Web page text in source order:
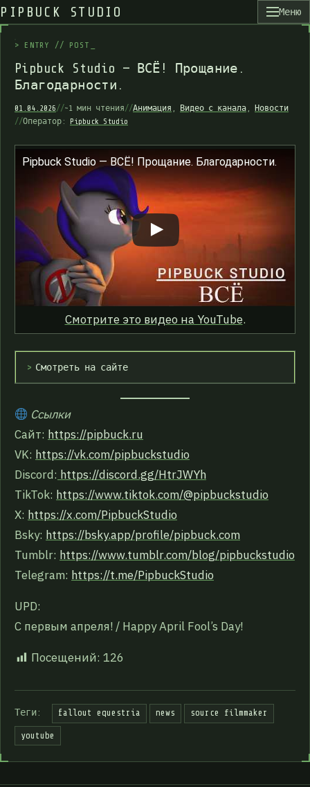
PIPBUCK STUDIO Меню
> E NTRY // P O S T
Pipbuc k Studio — ВСЁ ! Прощание .
Благодарности .
01.04.2026//~1 мин чтения//Анимация , Видео с канала ,
Новости
//Оператор: Pipbuck Studio
Pipbuck Studio — ВСЁ! Прощание. Благодарности.
Смотрите это видео на YouTube.
Смотреть на сайте
Ссылки
Сайт: https://pipbuck.ru
VK: https://vk.com/pipbuckstudio
Discord: https://discord.gg/HtrJWYh
TikTok: https://www.tiktok.com/@pipbuckstudio
X: https://x.com/PipbuckStudio
Bsky: https://bsky.app/profile/pipbuck.com
Tumblr: https://www.tumblr.com/blog/pipbuckstudio
Telegram: https://t.me/PipbuckStudio
UPD:
С первым апреля! / Happy April Fool’s Day!
Посещений: 126
Теги: fallout equestria news source filmmaker
youtube